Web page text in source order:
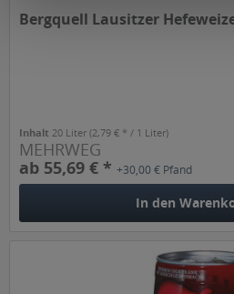
Bergquell Lausitzer
Inhalt20 Liter(2,79 € * / 1 Liter)
MEHRWEG
ab 55,69 € *+30,00 € Pfand
In den